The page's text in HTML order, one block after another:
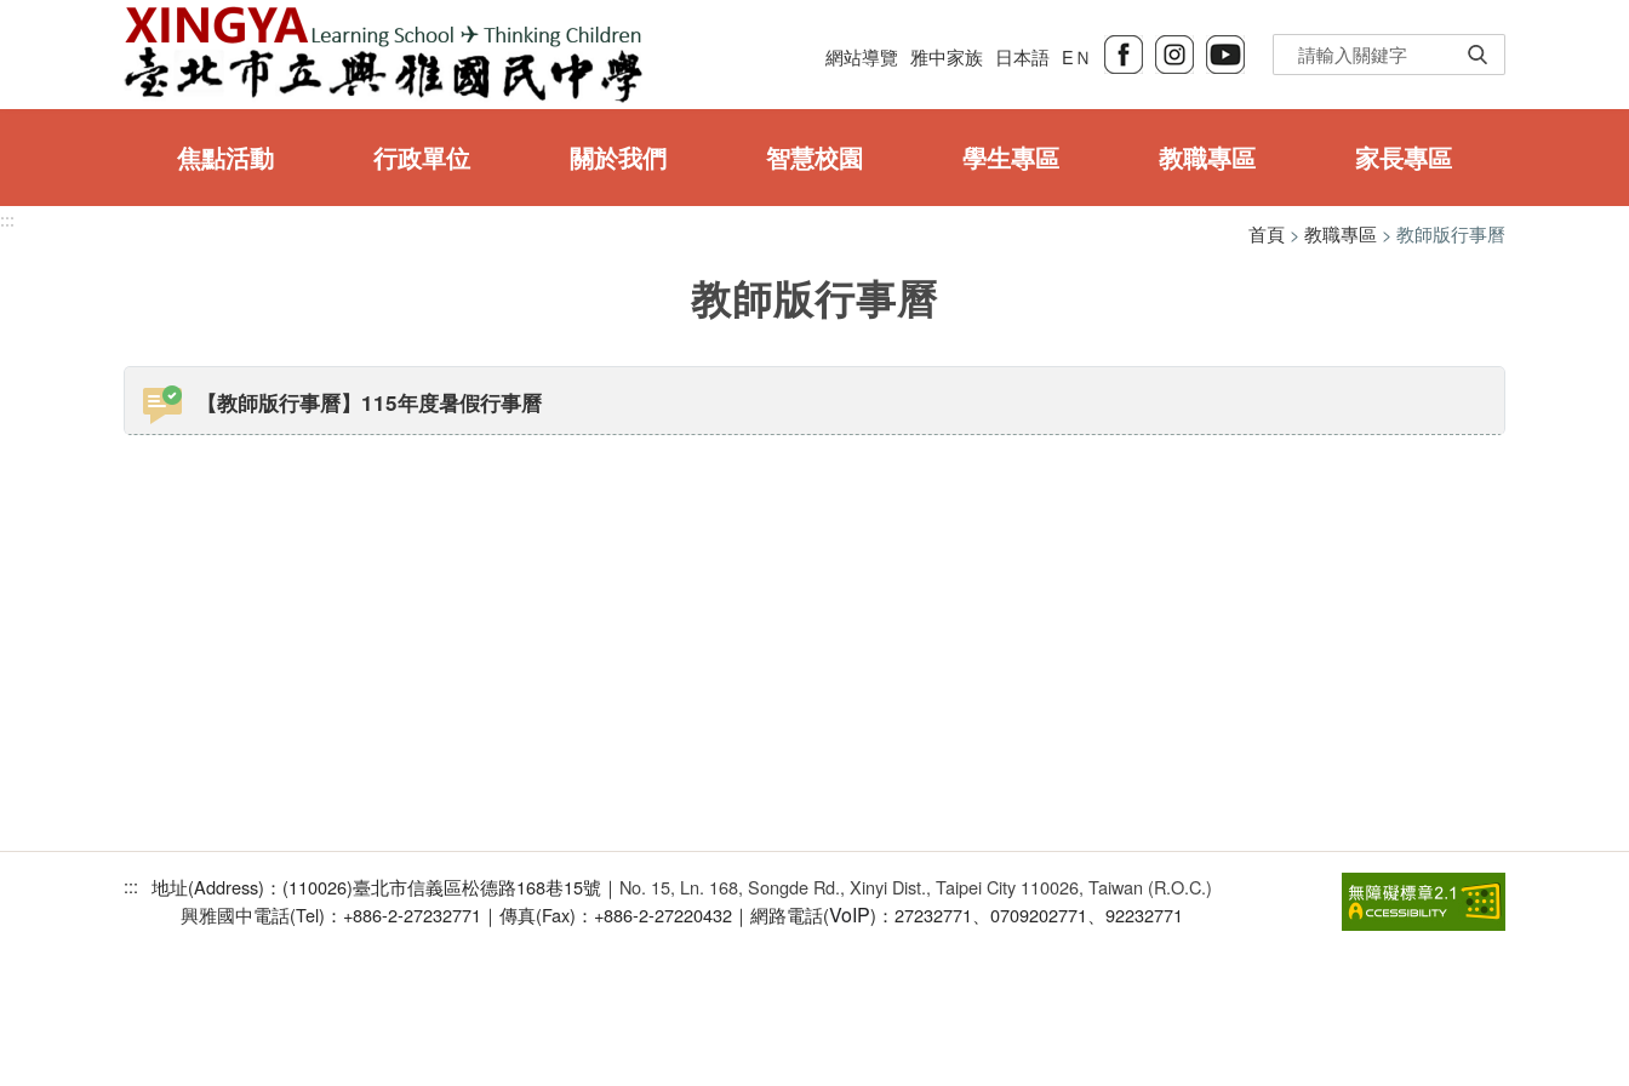
網站導覽 雅中家族 日本語 EＮ
焦點活動 行政單位 關於我們 智慧校園 學生專區 教職專區 家長專區
:::
:::
教師版行事曆
首頁 > 教職專區 > 教師版行事曆
【教師版行事曆】115年度暑假行事曆
::: 地址(Address)：(110026)臺北市信義區松德路168巷15號｜ No. 15, Ln. 168, Songde Rd., Xinyi Dist., Taipei City 110026, Taiwan (R.O.C.)
興雅國中電話(Tel)：+886-2-27232771｜傳真(Fax)：+886-2-27220432｜網路電話(VoIP)：27232771、0709202771、92232771